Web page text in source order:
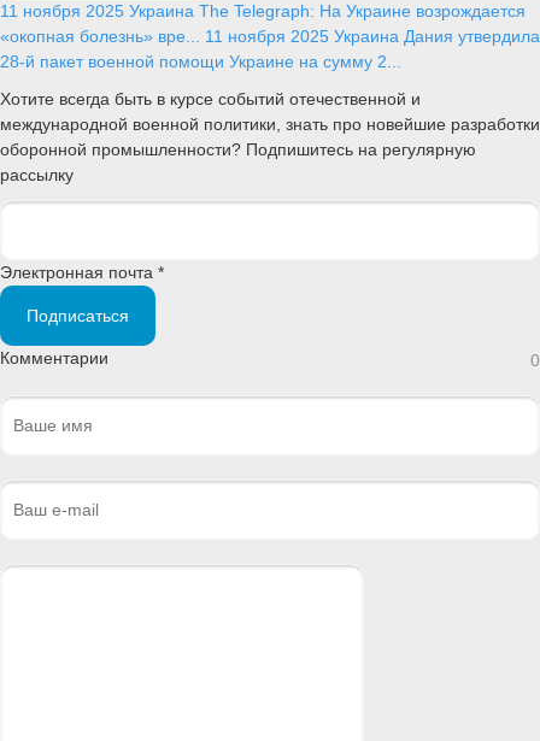
11 ноября 2025 Украина The Telegraph: На Украине возрождается
«окопная болезнь» вре... 11 ноября 2025 Украина Дания утвердила
28-й пакет военной помощи Украине на сумму 2...
Хотите всегда быть в курсе событий отечественной и
международной военной политики, знать про новейшие разработки
оборонной промышленности? Подпишитесь на регулярную
рассылку
Электронная почта *
Подписаться
Комментарии 0